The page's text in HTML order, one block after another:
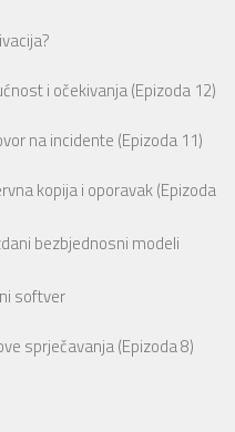
i očekivanja (Epizoda 12)
na incidente (Epizoda 11)
kopija i oporavak (Epizoda
bezbjednosni modeli
softver
sprječavanja (Epizoda 8)